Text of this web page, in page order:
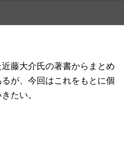
藤大介氏の著書からまとめ
が、今回はこれをもとに個
たい。